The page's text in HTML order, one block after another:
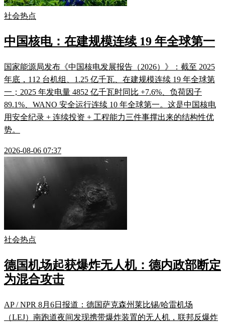
社会热点
中国核电：在建规模连续 19 年全球第一
国家能源局发布《中国核电发展报告（2026）》：截至 2025
年底，112 台机组、1.25 亿千瓦、在建规模连续 19 年全球第
一；2025 年发电量 4852 亿千瓦时同比 +7.6%、负荷因子
89.1%、WANO 安全运行连续 10 年全球第一。这是中国核电
用安全纪录 + 连续投资 + 工程能力三件事撑出来的结构性优
势。
2026-08-06 07:37
社会热点
德国机场起获爆炸无人机：德内政部断定
为混合攻击
AP / NPR 8月6日报道：德国萨克森州莱比锡/哈雷机场
（LEJ）南跑道夜间发现携带爆炸装置的无人机，联邦反爆炸